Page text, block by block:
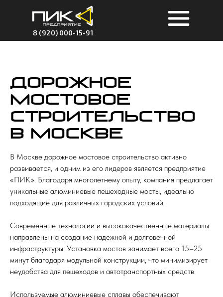
8 (920) 000-15-91
Дорожное
мостовое
строительство
в Москве
В Москве дорожное мостовое строительство активно
развивается, и одним из его лидеров является предприятие
«ПИК». Благодаря многолетнему опыту, компания предлагает
уникальные алюминиевые пешеходные мосты, идеально
подходящие для различных городских условий.
Современные технологии и высококачественные материалы
направлены на создание надежной и долговечной
инфраструктуры. Установка мостов занимает всего 15–25
минут благодаря модульной конструкции, что минимизирует
неудобства для пешеходов и автотранспортных средств.
Используемые алюминиевые сплавы обеспечивают